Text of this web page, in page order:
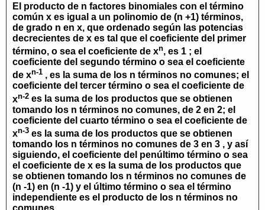
El producto de n factores binomiales con el término
común x es igual a un polinomio de (n +1) términos,
de grado n en x, que ordenado según las potencias
decrecientes de x es tal que el coeficiente del primer
término, o sea el coeficiente de xn, es 1 ; el
coeficiente del segundo término o sea el coeficiente
de xn-1 , es la suma de los n términos no comunes; el
coeficiente del tercer término o sea el coeficiente de
xn-2 es la suma de los productos que se obtienen
tomando los n términos no comunes, de 2 en 2; el
coeficiente del cuarto término o sea el coeficiente de
xn-3 es la suma de los productos que se obtienen
tomando los n términos no comunes de 3 en 3 , y así
siguiendo, el coeficiente del penúltimo término o sea
el coeficiente de x es la suma de los productos que
se obtienen tomando los n términos no comunes de
(n -1) en (n -1) y el último término o sea el término
independiente es el producto de los n términos no
comunes.